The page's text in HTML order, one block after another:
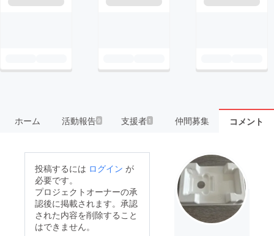
ホーム 活動報告9 支援者 1 仲間募集 コメント
投稿するには ログイン が
必要です。
プロジェクトオーナーの承
認後に掲載されます。承認
された内容を削除すること
はできません。